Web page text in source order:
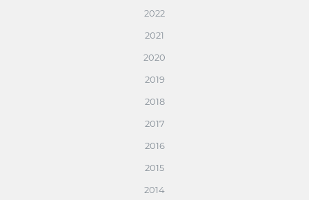
2022
2021
2020
2019
2018
2017
2016
2015
2014